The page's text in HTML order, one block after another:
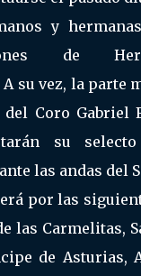
y
de
su vez, la parte
Coro Gabriel
su
las andas del
por las
las Carmelitas,
de Asturias,